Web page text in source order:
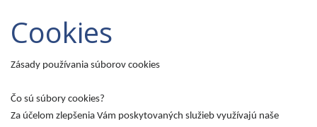
Cookies
Zásady používania súborov cookies
Čo sú súbory cookies?
Za účelom zlepšenia Vám poskytovaných služieb využívajú naše